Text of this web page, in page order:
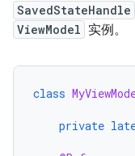
SavedStateHandle
ViewModel 实例。
class
private